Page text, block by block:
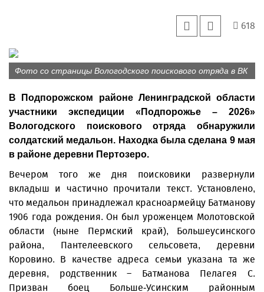
618
Фото со страницы Вологодского поискового отряда в ВК
В Подпорожском районе Ленинградской области
участники экспедиции «Подпорожье – 2026»
Вологодского поискового отряда обнаружили
солдатский медальон. Находка была сделана 9 мая
в районе деревни Пертозеро.
Вечером того же дня поисковики развернули
вкладыш и частично прочитали текст. Установлено,
что медальон принадлежал красноармейцу Батманову
1906 года рождения. Он был уроженцем Молотовской
области (ныне Пермский край), Большеусинского
района, Пантелеевского сельсовета, деревни
Коровино. В качестве адреса семьи указана та же
деревня, родственник – Батманова Пелагея С.
Призван боец Больше-Усинским районным